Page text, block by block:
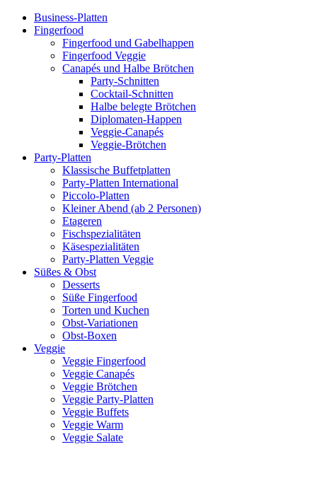
Business-Platten
Fingerfood
Fingerfood und Gabelhappen
Fingerfood Veggie
Canapés und Halbe Brötchen
Party-Schnitten
Cocktail-Schnitten
Halbe belegte Brötchen
Diplomaten-Happen
Veggie-Canapés
Veggie-Brötchen
Party-Platten
Klassische Buffetplatten
Party-Platten International
Piccolo-Platten
Kleiner Abend (ab 2 Personen)
Etageren
Fischspezialitäten
Käsespezialitäten
Party-Platten Veggie
Süßes & Obst
Desserts
Süße Fingerfood
Torten und Kuchen
Obst-Variationen
Obst-Boxen
Veggie
Veggie Fingerfood
Veggie Canapés
Veggie Brötchen
Veggie Party-Platten
Veggie Buffets
Veggie Warm
Veggie Salate